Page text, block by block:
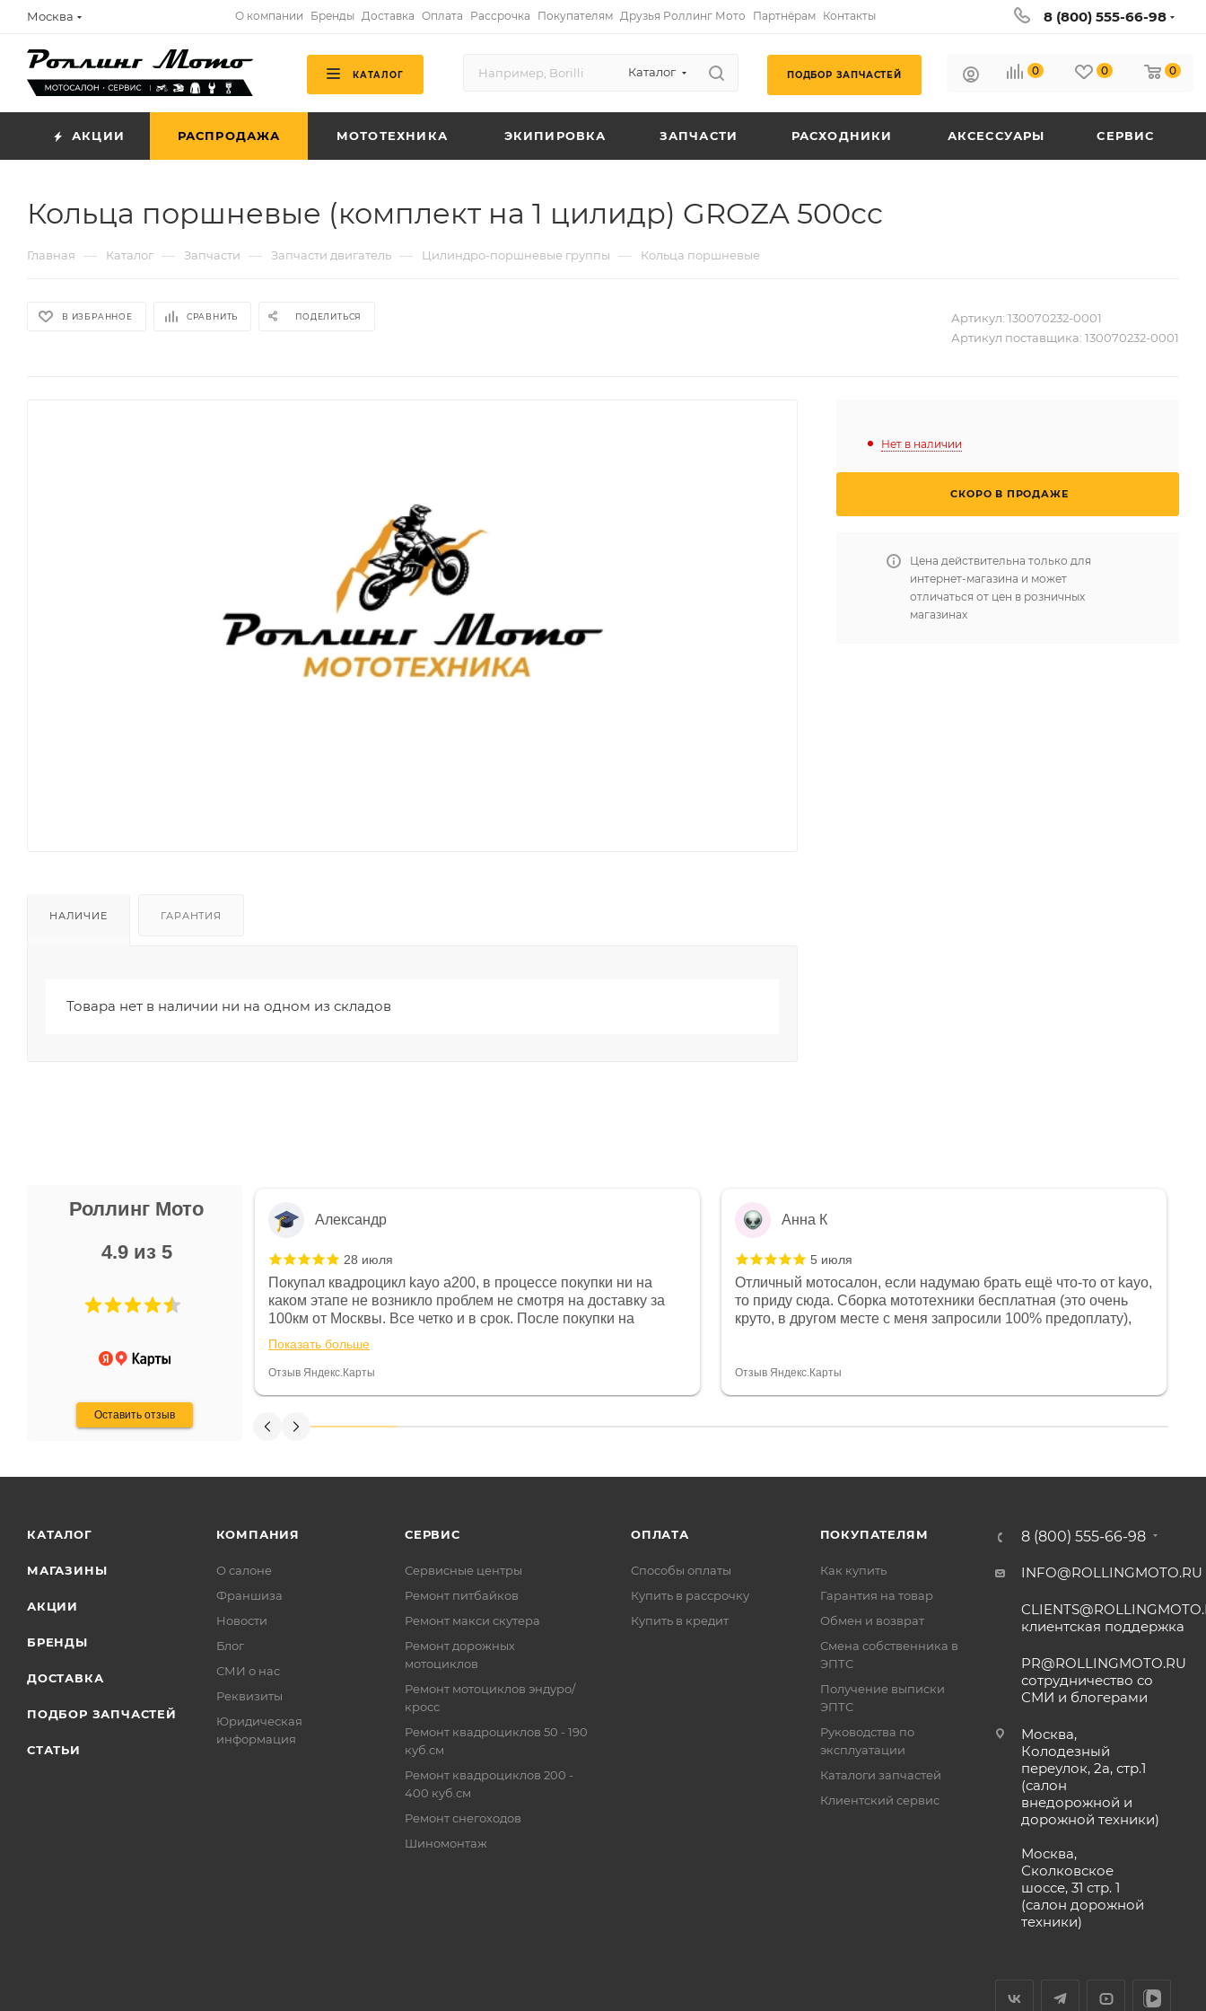
Москва О компании Бренды Доставка Оплата Рассрочка Покупателям Друзья Роллинг Мото Партнёрам Контакты 8 (800) 555-66-98
КАТАЛОГ Каталог ПОДБОР ЗАПЧАСТЕЙ 0 0 0
АКЦИИ РАСПРОДАЖА МОТОТЕХНИКА ЭКИПИРОВКА ЗАПЧАСТИ РАСХОДНИКИ АКСЕССУАРЫ СЕРВИС
Кольца поршневые (комплект на 1 цилидр) GROZA 500cc
Главная — Каталог — Запчасти — Запчасти двигатель — Цилиндро-поршневые группы — Кольца поршневые
В ИЗБРАННОЕ СРАВНИТЬ ПОДЕЛИТЬСЯ Артикул: 130070232-0001
Артикул поставщика: 130070232-0001
НАЛИЧИЕ ГАРАНТИЯ
Товара нет в наличии ни на одном из складов
Нет в наличии
СКОРО В ПРОДАЖЕ
Цена действительна только для
интернет-магазина и может
отличаться от цен в розничных
магазинах
Роллинг Мото
4.9 из 5
Оставить отзыв
Не понравились условия
и дают только на год)
Александр
28 июля
Покупал квадроцикл kayo a200, в процессе покупки ни на
каком этапе не возникло проблем не смотря на доставку за
100км от Москвы. Все четко и в срок. После покупки на
спидометре всегда был 0, при этом представители магазина
постоянно были на связи и в итоге проблема была решена.
Считаю, что это говорит о небезразличии к клиенту после
Показать больше
Отзыв Яндекс.Карты
Анна К
5 июля
Отличный мотосалон, если надумаю брать ещё что-то от kayo,
то приду сюда. Сборка мототехники бесплатная (это очень
круто, в другом месте с меня запросили 100% предоплату),
спасибо отдельное, всегда на связи, очень детально всё
Отзыв Яндекс.Карты
КАТАЛОГ
МАГАЗИНЫ
АКЦИИ
БРЕНДЫ
ДОСТАВКА
ПОДБОР ЗАПЧАСТЕЙ
СТАТЬИ
КОМПАНИЯ
О салоне
Франшиза
Новости
Блог
СМИ о нас
Реквизиты
Юридическая
информация
СЕРВИС
Сервисные центры
Ремонт питбайков
Ремонт макси скутера
Ремонт дорожных
мотоциклов
Ремонт мотоциклов эндуро/
кросс
Ремонт квадроциклов 50 - 190
куб.см
Ремонт квадроциклов 200 -
400 куб.см
Ремонт снегоходов
Шиномонтаж
ОПЛАТА
Способы оплаты
Купить в рассрочку
Купить в кредит
ПОКУПАТЕЛЯМ
Как купить
Гарантия на товар
Обмен и возврат
Смена собственника в
ЭПТС
Получение выписки
ЭПТС
Руководства по
эксплуатации
Каталоги запчастей
Клиентский сервис
8 (800) 555-66-98
INFO@ROLLINGMOTO.RU
клиентская поддержка
PR@ROLLINGMOTO.RU
сотрудничество со
СМИ и блогерами
Москва,
Колодезный
переулок, 2а, стр.1
(салон
внедорожной и
дорожной техники)
Москва,
Сколковское
шоссе, 31 стр. 1
(салон дорожной
техники)